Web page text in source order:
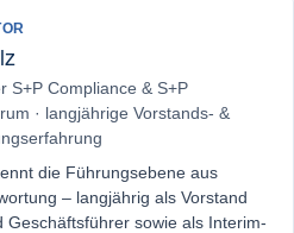
S+P Compliance & S+P
· langjährige Vorstands- &
die Führungsebene aus
– langjährig als Vorstand
Geschäftsführer sowie als Interim-